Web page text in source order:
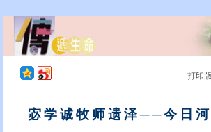
打印
宓学诚牧师遗泽──今日